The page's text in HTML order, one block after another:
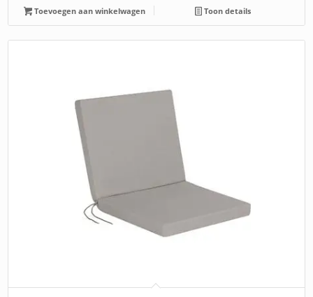
Toevoegen aan winkelwagen Toon details